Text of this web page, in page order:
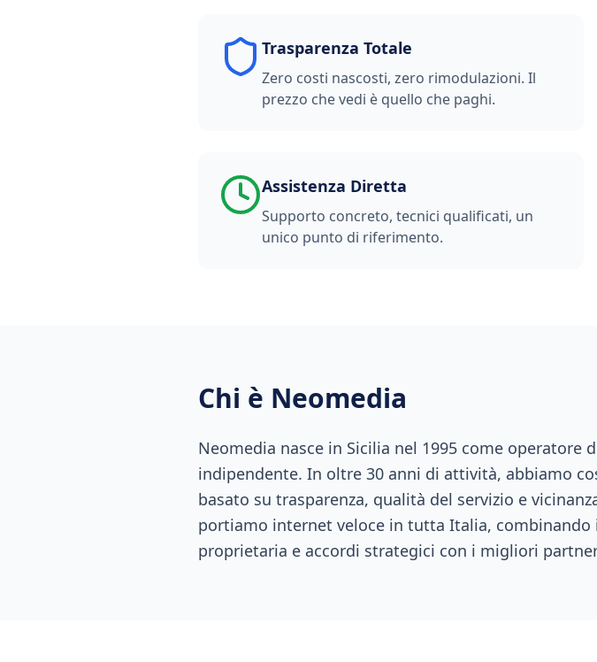
Trasparenza Totale
Zero costi nascosti, zero rimodulazioni. Il
prezzo che vedi è quello che paghi.
Assistenza Diretta
Supporto concreto, tecnici qualificati, un
unico punto di riferimento.
Chi è Neomedia
Neomedia nasce in Sicilia nel 1995 come operatore
indipendente. In oltre 30 anni di attività, abbiamo
basato su trasparenza, qualità del servizio e
portiamo internet veloce in tutta Italia,
proprietaria e accordi strategici con i migliori